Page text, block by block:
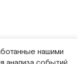
нашими